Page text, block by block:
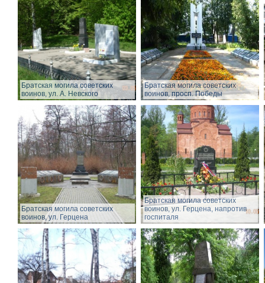
Братская могила советских
воинов, ул. А. Невского
Братская могила советских
воинов, просп. Победы
Братская могила советских
воинов, ул. Герцена
Братская могила советских
воинов, ул. Герцена, напротив
госпиталя